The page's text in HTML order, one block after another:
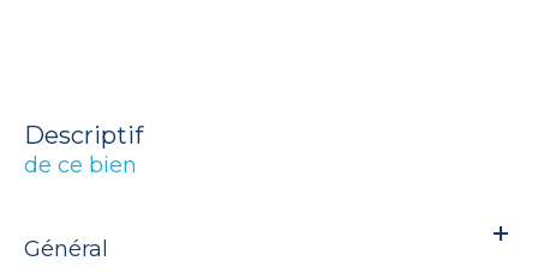
descriptif
de ce bien
Général